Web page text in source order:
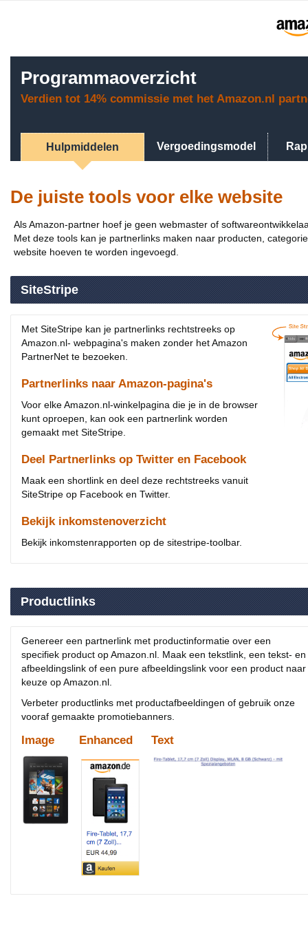
Programmaoverzicht
Verdien tot 14% commissie met het Amazon.nl
Hulpmiddelen Vergoedingsmodel
De juiste tools voor elke website
Als Amazon-partner hoef je geen webmaster of
Met deze tools kan je partnerlinks maken naar producten,
website hoeven te worden ingevoegd.
SiteStripe
Met SiteStripe kan je partnerlinks rechtstreeks op
Amazon.nl- webpagina's maken zonder het Amazon
PartnerNet te bezoeken.
Partnerlinks naar Amazon-pagina's
Voor elke Amazon.nl-winkelpagina die je in de browser
kunt oproepen, kan ook een partnerlink worden
gemaakt met SiteStripe.
Deel Partnerlinks op Twitter en Facebook
Maak een shortlink en deel deze rechtstreeks vanuit
SiteStripe op Facebook en Twitter.
Bekijk inkomstenoverzicht
Bekijk inkomstenrapporten op de sitestripe-toolbar.
Productlinks
Genereer een partnerlink met productinformatie over een
specifiek product op Amazon.nl. Maak een tekstlink, een tekst- en
afbeeldingslink of een pure afbeeldingslink voor een product naar
keuze op Amazon.nl.
Verbeter productlinks met productafbeeldingen of gebruik onze
vooraf gemaakte promotiebanners.
Image Enhanced Text